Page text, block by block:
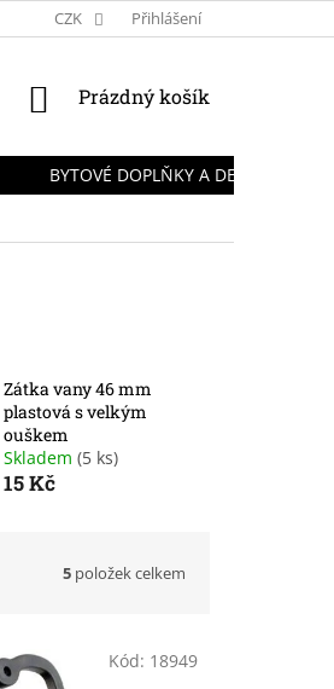
REKLAMACE A VRÁCENÍ ZBOŽÍ
CZK Přihlášení
NÁKUPNÍ
Prázdný košík
BYTOVÉ DOPLŇKY A DEKORACE
Zátka vany 46 mm
plastová s velkým
ouškem
Skladem (5 ks)
15 Kč
5 položek celkem
Kód: 18949